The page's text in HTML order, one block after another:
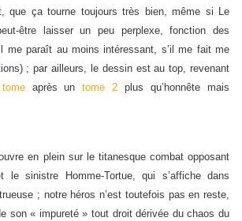
que ça tourne toujours très bien, même si Le
être laisser un peu perplexe, fonction des
me paraît au moins intéressant, s’il me fait me
; par ailleurs, le dessin est au top, revenant
après untome 2 plus qu’honnête mais
en plein sur le titanesque combat opposant
le sinistre Homme-Tortue, qui s’affiche dans
; notre héros n’est toutefois pas en reste,
son « impureté » tout droit dérivée du chaos du